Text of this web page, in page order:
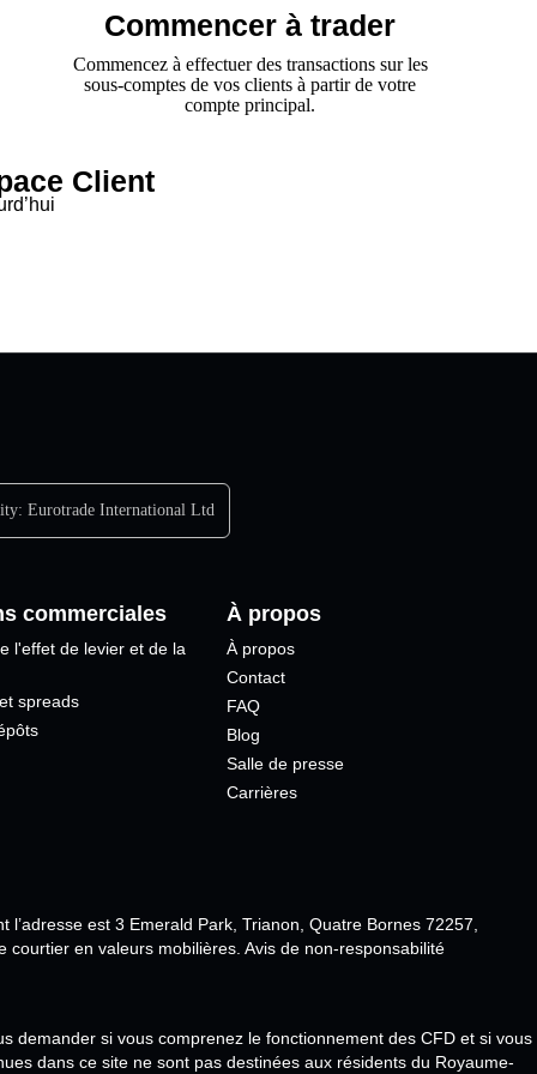
Commencer à trader
Commencez à effectuer des transactions sur les
sous-comptes de vos clients à partir de votre
compte principal.
Client
Eurotrade International Ltd
commerciales
l'effet de levier et de la
spreads
À propos
À propos
Contact
FAQ
Blog
Salle de presse
Carrières
est 3 Emerald Park, Trianon, Quatre Bornes 72257,
en valeurs mobilières. Avis de non-responsabilité
demander si vous comprenez le fonctionnement des CFD et si vous
dans ce site ne sont pas destinées aux résidents du Royaume-